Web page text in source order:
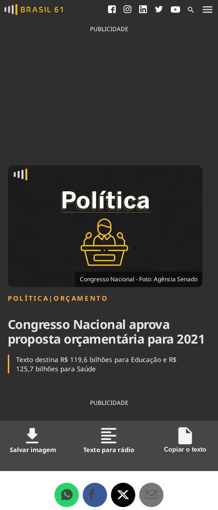
Ver todas as notícias
Saneamento
Indicadores
Agronegócios
Cultura
Economia
Educação
Infraestrutura
Internacional
Política
Saúde
PUBLICIDADE
Congresso Nacional - Foto: Agência Senado
POLÍTICA | ORÇAMENTO
Congresso Nacional aprova
proposta orçamentária para 2021
Texto destina R$ 119,6 bilhões para Educação e R$
125,7 bilhões para Saúde
PUBLICIDADE
Salvar imagem Texto para rádio Copiar o texto